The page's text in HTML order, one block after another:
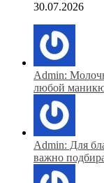
30.07.2026
Admin:
любой
Admin: Для
важно